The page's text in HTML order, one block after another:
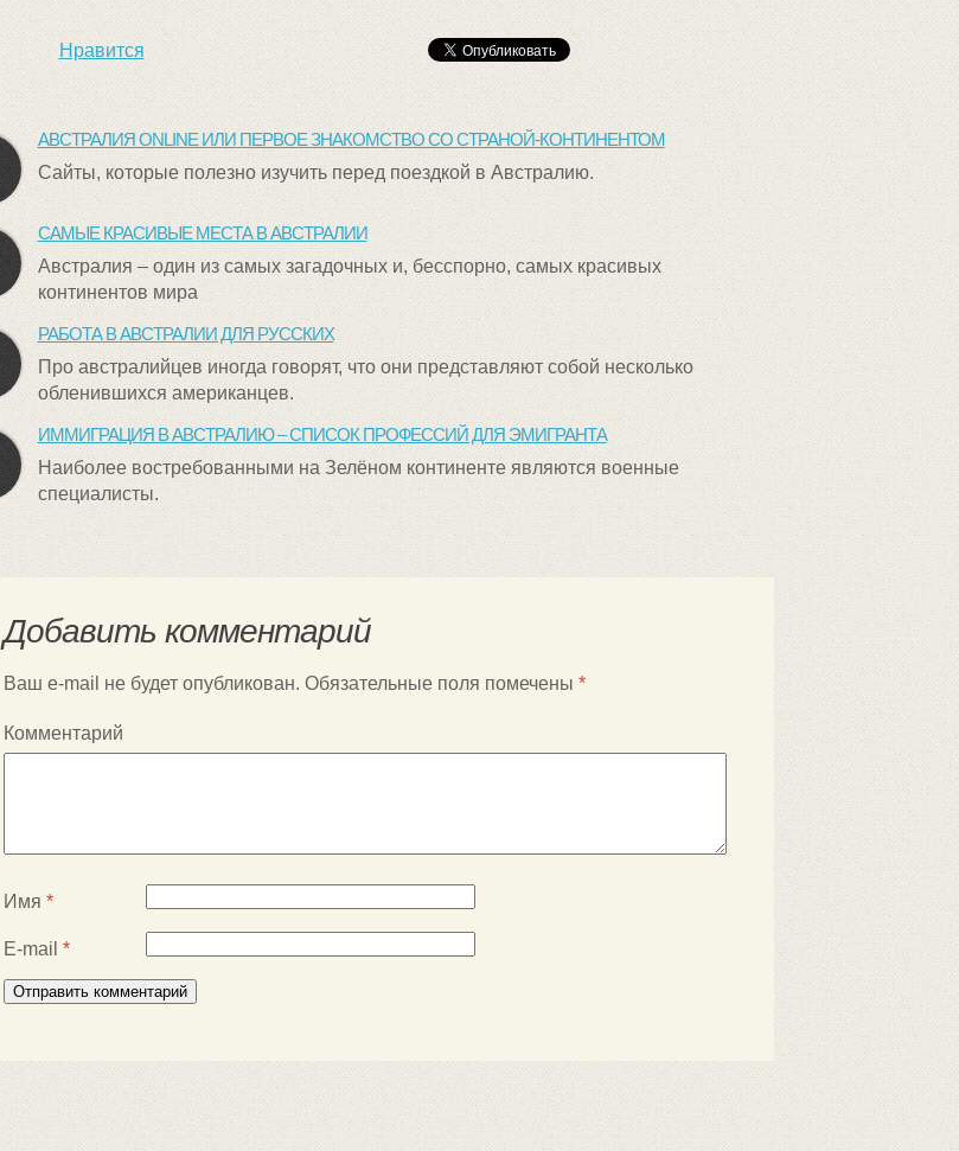
Нравится
АВСТРАЛИЯ ONLINE ИЛИ ПЕРВОЕ ЗНАКОМСТВО СО СТРАНОЙ-КОНТИНЕНТОМ
Сайты, которые полезно изучить перед поездкой в Австралию.
САМЫЕ КРАСИВЫЕ МЕСТА В АВСТРАЛИИ
Австралия – один из самых загадочных и, бесспорно, самых красивых
континентов мира
РАБОТА В АВСТРАЛИИ ДЛЯ РУССКИХ
Про австралийцев иногда говорят, что они представляют собой несколько
обленившихся американцев.
ИММИГРАЦИЯ В АВСТРАЛИЮ – СПИСОК ПРОФЕССИЙ ДЛЯ ЭМИГРАНТА
Наиболее востребованными на Зелёном континенте являются военные
специалисты.
Добавить комментарий
Ваш e-mail не будет опубликован. Обязательные поля помечены *
Комментарий
Имя *
E-mail *